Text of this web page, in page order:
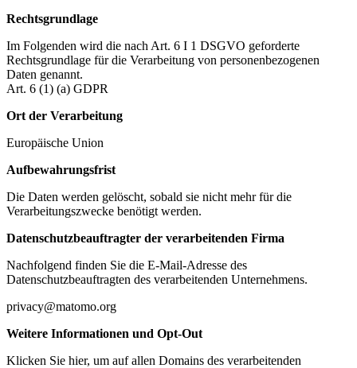
Rechtsgrundlage
Im Folgenden wird die nach Art. 6 I 1 DSGVO geforderte
Rechtsgrundlage für die Verarbeitung von personenbezogenen
Daten genannt.
Art. 6 (1) (a) GDPR
Ort der Verarbeitung
Europäische Union
Aufbewahrungsfrist
Die Daten werden gelöscht, sobald sie nicht mehr für die
Verarbeitungszwecke benötigt werden.
Datenschutzbeauftragter der verarbeitenden Firma
Nachfolgend finden Sie die E-Mail-Adresse des
Datenschutzbeauftragten des verarbeitenden Unternehmens.
privacy@matomo.org
Weitere Informationen und Opt-Out
Klicken Sie hier, um auf allen Domains des verarbeitenden